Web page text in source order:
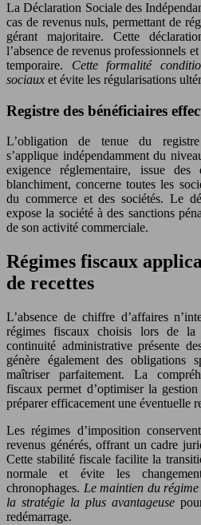
La Déclaration Sociale des
cas de revenus nuls, permettant de
gérant majoritaire. Cette
l’absence de revenus professionnels
temporaire. Cette formalité
sociaux et évite les régularisations
Registre des bénéficiaires
L’obligation de tenue du
s’applique indépendamment du
exigence réglementaire, issue des
blanchiment, concerne toutes les
du commerce et des sociétés. Le
expose la société à des sanctions
de son activité commerciale.
Régimes fiscaux
de recettes
L’absence de chiffre d’affaires
régimes fiscaux choisis lors de
continuité administrative présente
génère également des obligations
maîtriser parfaitement. La
fiscaux permet d’optimiser la
préparer efficacement une éventuelle
Les régimes d’imposition
revenus générés, offrant un cadre
Cette stabilité fiscale facilite la
normale et évite les
chronophages. Le maintien du
la stratégie la plus avantageuse
redémarrage.